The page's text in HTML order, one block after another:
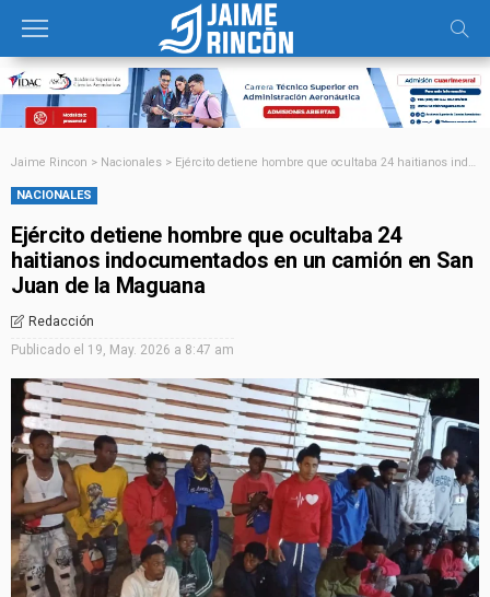
Jaime Rincon > Nacionales > Ejército detiene hombre que ocultaba 24 haitianos indocumentados en un camión en San Juan de la Maguana
NACIONALES
Ejército detiene hombre que ocultaba 24
haitianos indocumentados en un camión en San
Juan de la Maguana
Redacción
Publicado el 19, May. 2026 a 8:47 am